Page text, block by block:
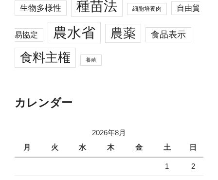
生物多様性 種苗法 細胞培養肉 自由貿
易協定 農水省 農薬 食品表示
食料主権 養殖
カレンダー
2026年8月
月
火 水 木 金 土 日
1 2